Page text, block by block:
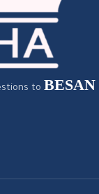
to BESAN